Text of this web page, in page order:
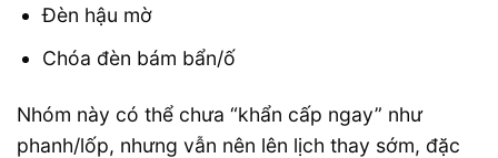
Đèn hậu mờ
Chóa đèn bám bẩn/ố
Nhóm này có thể chưa “khẩn cấp ngay” như
phanh/lốp, nhưng vẫn nên lên lịch thay sớm, đặc